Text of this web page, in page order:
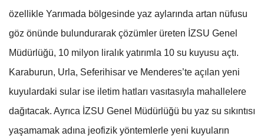
özellikle Yarımada bölgesinde yaz aylarında artan nüfusu
göz önünde bulundurarak çözümler üreten İZSU Genel
Müdürlüğü, 10 milyon liralık yatırımla 10 su kuyusu açtı.
Karaburun, Urla, Seferihisar ve Menderes’te açılan yeni
kuyulardaki sular ise iletim hatları vasıtasıyla mahallelere
dağıtacak. Ayrıca İZSU Genel Müdürlüğü bu yaz su sıkıntısı
yaşamamak adına jeofizik yöntemlerle yeni kuyuların